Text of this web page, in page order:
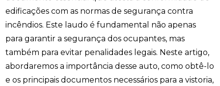
edificações com as normas de segurança contra
incêndios. Este laudo é fundamental não apenas
para garantir a segurança dos ocupantes, mas
também para evitar penalidades legais. Neste artigo,
abordaremos a importância desse auto, como obtê-lo
e os principais documentos necessários para a vistoria,